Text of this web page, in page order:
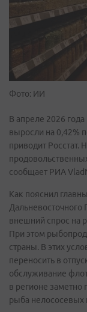
Фото: ИИ
В апреле 2026
выросли на 0,42%
приводит Росстат.
сообщает РИА
Как пояснил
Дальневосточного
внешний спрос на
При этом
страны. В этих
переносить в
обслуживание
в регионе
рыба нелососевых